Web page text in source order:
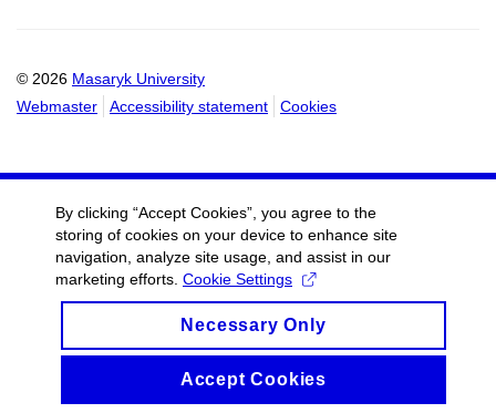
© 2026 Masaryk University
Webmaster
Accessibility statement Cookies
By clicking “Accept Cookies”, you agree to the
storing of cookies on your device to enhance site
navigation, analyze site usage, and assist in our
marketing efforts. Cookie Settings
Necessary Only
Accept Cookies